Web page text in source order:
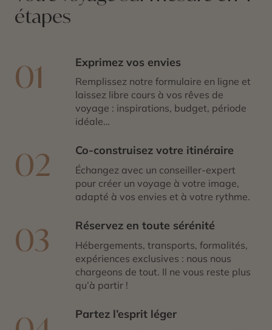
étapes
01 Exprimez vos envies
Remplissez notre formulaire en ligne et
laissez libre cours à vos rêves de
voyage : inspirations, budget, période
idéale…
02 Co-construisez votre itinéraire
Échangez avec un conseiller-expert
pour créer un voyage à votre image,
adapté à vos envies et à votre rythme.
03 Réservez en toute sérénité
Hébergements, transports, formalités,
expériences exclusives : nous nous
chargeons de tout. Il ne vous reste plus
qu’à partir !
Partez l’esprit léger